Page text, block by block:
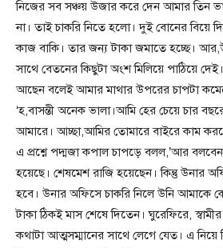
নিজের সব সঞ্চয় উজার করে দেন আমার তিন
না। তাই চাকরি নিতে হলো। দুই বোনের বিয়ে
কাজ বাকি। তার জন্য টাকা জমাতে হচ্ছে।
সাথে বেতনের কিছুটা অংশ মিলিয়ে পাঠিয়ে
আছেন বলেই আমার মাথার উপরের চাপটা
‘হ,বাসন্তী অনেক ভালা।আমি হের চেয়ে চার
আমারে। আচ্ছা,আমির তোমারে বাইরে কাম
এ প্রশ্নে পদ্মজা কপাল চাপড়ে বলল,’আর
হয়েছে। শেষমেশ রাজি হয়েছেন। কিন্তু উনার
হবে। উনার অফিসে চাকরি নিলে উনি
টাকা ঠিকই মাস শেষে দিতেন। ঘুরেফিরে,
কথাটা আত্মসম্মানের সাথে লেগে যেত। এ